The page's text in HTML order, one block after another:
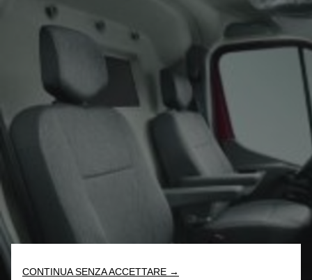
CONTINUA SENZA ACCETTARE →
Utilizziamo cookie e/o altri strumenti di tracciamento (gli